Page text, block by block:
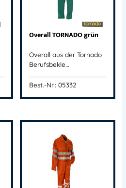
Overall TORNADO grün
Overall aus der Tornado
Berufsbekle…
Best.-Nr.: 05332